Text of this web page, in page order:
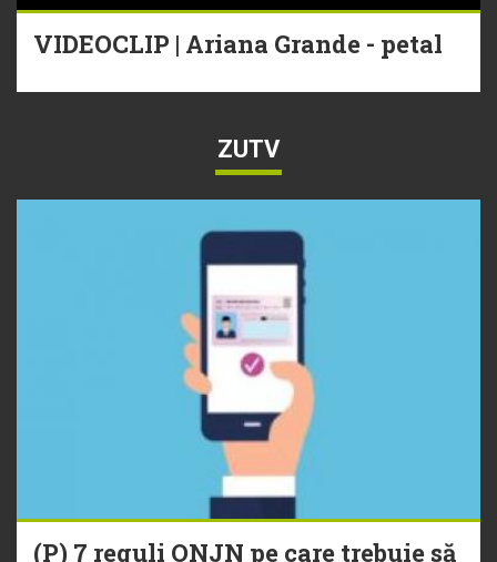
VIDEOCLIP | Ariana Grande - petal
ZUTV
(P) 7 reguli ONJN pe care trebuie să